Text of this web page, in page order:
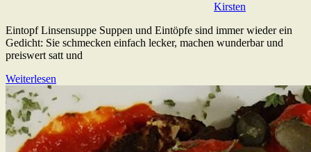
Kirsten
Eintopf Linsensuppe Suppen und Eintöpfe sind immer wieder ein
Gedicht: Sie schmecken einfach lecker, machen wunderbar und
preiswert satt und
Weiterlesen